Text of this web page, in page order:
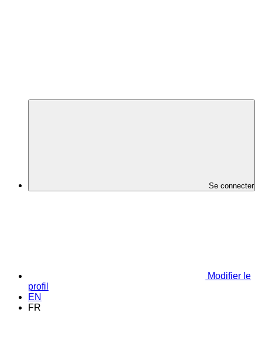
Se connecter
Modifier le
profil
EN
FR